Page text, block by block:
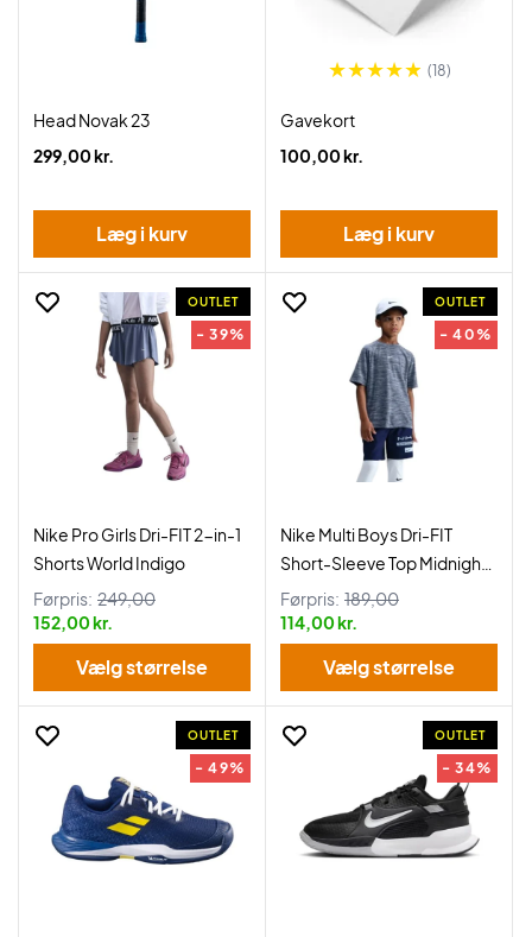
Head Novak 23
299,00 kr.
Læg i kurv
(18)
Gavekort
100,00 kr.
Læg i kurv
OUTLET
- 39%
Nike Pro Girls Dri-FIT 2-in-1
Shorts World Indigo
Førpris: 249,00
152,00 kr.
Vælg størrelse
OUTLET
- 40%
Nike Multi Boys Dri-FIT
Short-Sleeve Top Midnight
Navy
Førpris: 189,00
114,00 kr.
Vælg størrelse
OUTLET
- 49%
OUTLET
- 34%